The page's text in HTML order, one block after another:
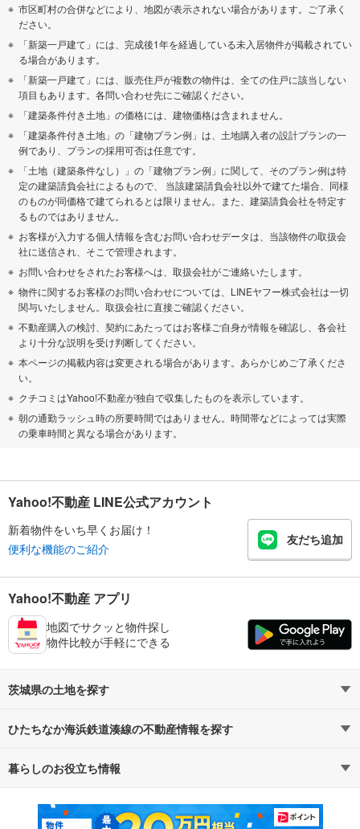
市区町村の合併などにより、地図が表示されない場合があります。ご了承く
ださい。
「新築一戸建て」には、完成後1年を経過している未入居物件が掲載されてい
る場合があります。
「新築一戸建て」には、販売住戸が複数の物件は、全ての住戸に該当しない
項目もあります。各問い合わせ先にご確認ください。
「建築条件付き土地」の価格には、建物価格は含まれません。
「建築条件付き土地」の「建物プラン例」は、土地購入者の設計プランの一
例であり、プランの採用可否は任意です。
「土地（建築条件なし）」の「建物プラン例」に関して、そのプラン例は特
定の建築請負会社によるもので、 当該建築請負会社以外で建てた場合、同様
のものが同価格で建てられるとは限りません。また、建築請負会社を特定す
るものではありません。
お客様が入力する個人情報を含むお問い合わせデータは、当該物件の取扱会
社に送信され、そこで管理されます。
お問い合わせをされたお客様へは、取扱会社がご連絡いたします。
物件に関するお客様のお問い合わせについては、LINEヤフー株式会社は一切
関与いたしません。取扱会社に直接ご確認ください。
不動産購入の検討、契約にあたってはお客様ご自身が情報を確認し、各会社
より十分な説明を受け判断してください。
本ページの掲載内容は変更される場合があります。あらかじめご了承くださ
い。
クチコミはYahoo!不動産が独自で収集したものを表示しています。
朝の通勤ラッシュ時の所要時間ではありません。時間帯などによっては実際
の乗車時間と異なる場合があります。
Yahoo!不動産 LINE公式アカウント
新着物件をいち早くお届け！
便利な機能のご紹介
友だち追加
Yahoo!不動産 アプリ
地図でサクッと物件探し
物件比較が手軽にできる
茨城県の土地を探す
路線・駅から探す 地域から探す
通勤・通学時間から探す
ひたちなか海浜鉄道湊線の不動産情報を探す
不動産・住宅
新築マンション 中古マンション
暮らしのお役立ち情報
マンションカタログ 教えて！住まいの先生